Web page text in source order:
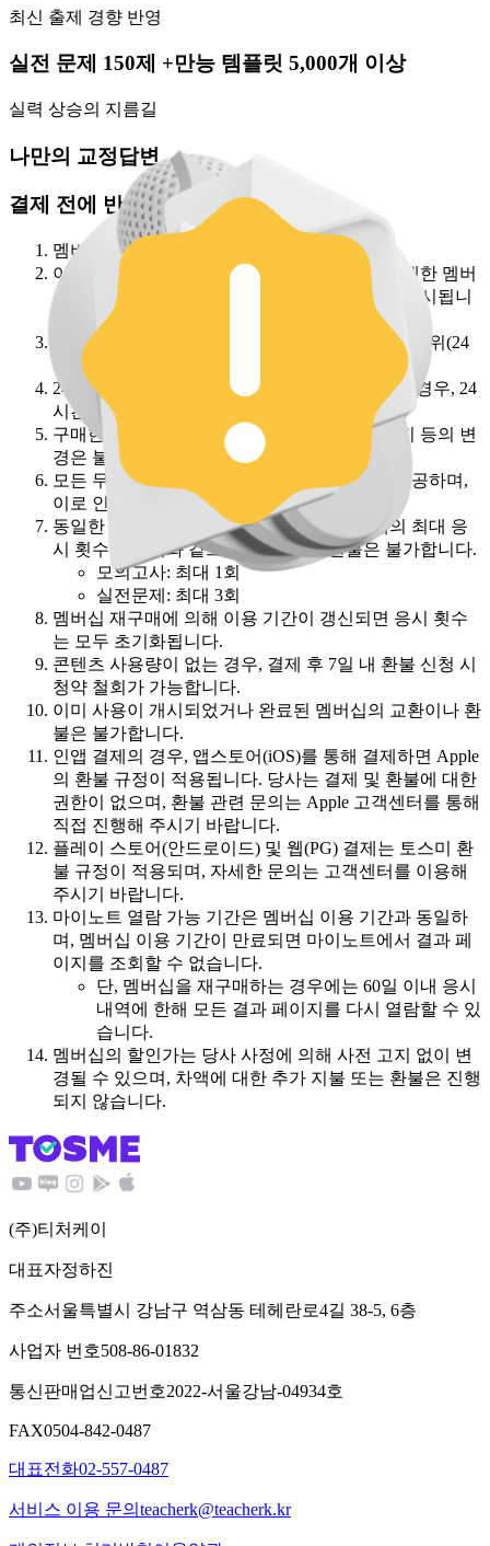
최신 출제 경향 반영
실전 문제 150제 +만능 템플릿 5,000개 이상
실력 상승의 지름길
나만의 교정답변
결제 전에 반드시 확인해 주세요
멤버십은 구매 즉시 개시됩니다.
이미 사용 중인 멤버십이 있는 경우, 추가로 구매한 멤버
십은 사용 중인 멤버십의 유효 기간 만료 즉시 개시됩니
멤버십의 유효 기간은 구매일시를 기준으로 일 단위(24
시간)로 산정됩니다.
24시간 무료 이용권 사용 중 멤버십을 구매하는 경우, 24
시간 무료 이용권은 자동으로 종료됩니다.
구매한 멤버십의 유효 기간 내 연장 및 일시정지 등의 변
경은 불가합니다.
모든 무제한 멤버십은 동일한 학습 콘텐츠를 제공하며,
이로 인한 환불은 불가합니다.
동일한 멤버십 기간 내 모의고사와 실전문제의 최대 응
시 횟수는 아래와 같으며, 이에 따른 환불은 불가합니다.
모의고사: 최대 1회
실전문제: 최대 3회
멤버십 재구매에 의해 이용 기간이 갱신되면 응시 횟수
는 모두 초기화됩니다.
콘텐츠 사용량이 없는 경우, 결제 후 7일 내 환불 신청 시
청약 철회가 가능합니다.
이미 사용이 개시되었거나 완료된 멤버십의 교환이나 환
불은 불가합니다.
인앱 결제의 경우, 앱스토어(iOS)를 통해 결제하면 Apple
의 환불 규정이 적용됩니다. 당사는 결제 및 환불에 대한
권한이 없으며, 환불 관련 문의는 Apple 고객센터를 통해
직접 진행해 주시기 바랍니다.
플레이 스토어(안드로이드) 및 웹(PG) 결제는 토스미 환
불 규정이 적용되며, 자세한 문의는 고객센터를 이용해
주시기 바랍니다.
마이노트 열람 가능 기간은 멤버십 이용 기간과 동일하
며, 멤버십 이용 기간이 만료되면 마이노트에서 결과 페
이지를 조회할 수 없습니다.
단, 멤버십을 재구매하는 경우에는 60일 이내 응시
내역에 한해 모든 결과 페이지를 다시 열람할 수 있
습니다.
멤버십의 할인가는 당사 사정에 의해 사전 고지 없이 변
경될 수 있으며, 차액에 대한 추가 지불 또는 환불은 진행
되지 않습니다.
(주)티처케이
대표자정하진
주소서울특별시 강남구 역삼동 테헤란로4길 38-5, 6층
사업자 번호508-86-01832
통신판매업신고번호2022-서울강남-04934호
FAX0504-842-0487
대표전화02-557-0487
서비스 이용 문의 teacherk@teacherk.kr